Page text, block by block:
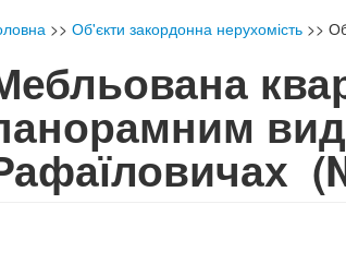
>> Об'єкти закордонна нерухомість >>